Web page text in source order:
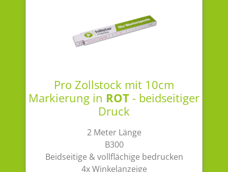
Pro Zollstock mit 10cm
Markierung in ROT- beidseitiger
Druck
2 Meter Länge
B300
Beidseitige & vollflächige bedrucken
4x Winkelanzeige